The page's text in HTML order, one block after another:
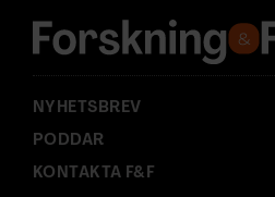
s
:
NYHETSBREV
PODDAR
KONTAKTA F&F